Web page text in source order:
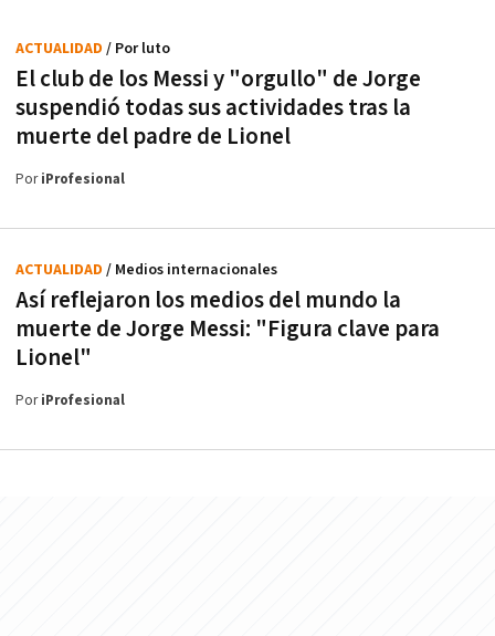
El club de los Messi y "orgullo" de Jorge
suspendió todas sus actividades tras la
muerte del padre de Lionel
ACTUALIDAD / Por luto
PoriProfesional
Así reflejaron los medios del mundo la
muerte de Jorge Messi: "Figura clave para
Lionel"
ACTUALIDAD / Medios internacionales
PoriProfesional